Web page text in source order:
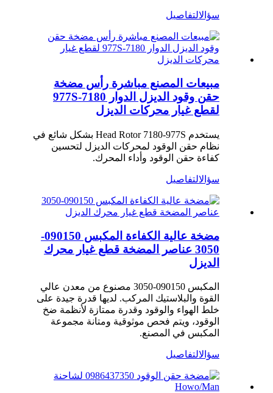
سؤالالتفاصيل
مبيعات المصنع مباشرة رأس مضخة
حقن وقود الديزل الدوار 7180-977S
لقطع غيار محركات الديزل
يستخدم Head Rotor 7180-977S بشكل شائع في
نظام حقن الوقود لمحركات الديزل لتحسين
كفاءة حقن الوقود وأداء المحرك.
سؤالالتفاصيل
مضخة عالية الكفاءة المكبس 090150-
3050 عناصر المضخة قطع غيار محرك
الديزل
المكبس 090150-3050 مصنوع من معدن عالي
القوة والبلاستيك المركب. لديها قدرة جيدة على
خلط الهواء والوقود وقدرة ممتازة لأنظمة ضخ
الوقود، ويتم فحص موثوقية ومتانة مجموعة
المكبس في المصنع.
سؤالالتفاصيل